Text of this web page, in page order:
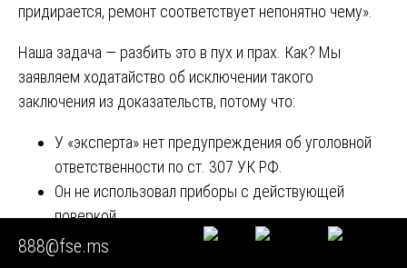
придирается, ремонт соответствует непонятно чему».
Наша задача — разбить это в пух и прах. Как? Мы
заявляем ходатайство об исключении такого
заключения из доказательств, потому что:
У «эксперта» нет предупреждения об уголовной
ответственности по ст. 307 УК РФ.
Он не использовал приборы с действующей
поверкой.
В заключении нет ссылок на нормативные
888@fse.ms